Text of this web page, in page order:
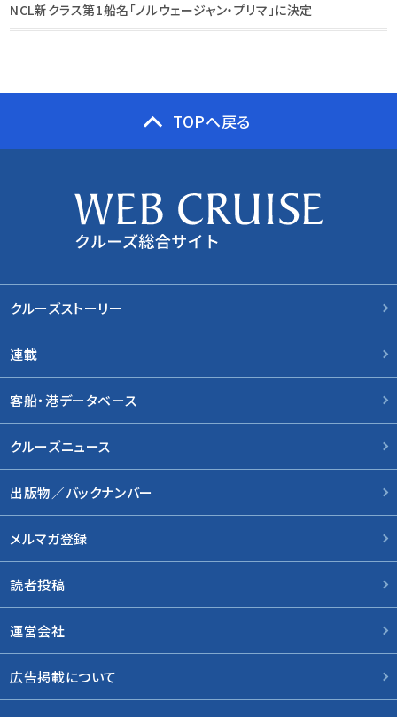
NCL新クラス第1船名「ノルウェージャン・プリマ」に決定
TOPへ戻る
クルーズストーリー
連載
客船・港データベース
クルーズニュース
出版物／バックナンバー
メルマガ登録
読者投稿
運営会社
広告掲載について